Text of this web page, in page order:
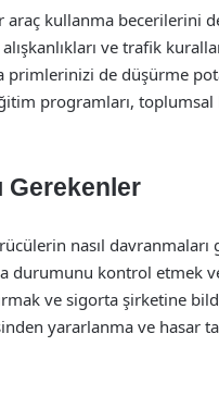
kullanma becerilerini
ve trafik
de düşürme
programları, toplumsal
Gerekenler
nasıl
durumunu kontrol etmek
ve sigorta şirketine
yararlanma ve hasar